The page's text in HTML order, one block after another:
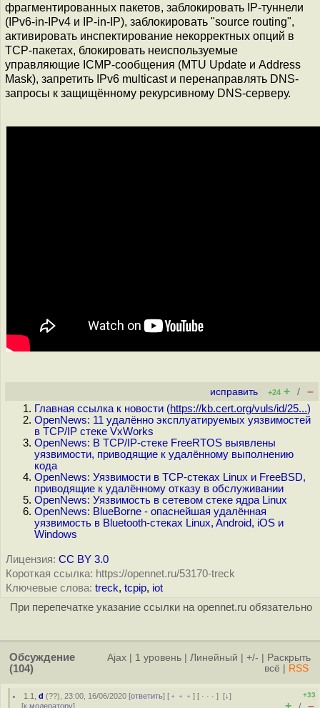
фрагментированных пакетов, заблокировать IP-туннели
(IPv6-in-IPv4 и IP-in-IP), заблокировать "source routing",
активировать инспектирование некорректных опций в
TCP-пакетах, блокировать неиспользуемые
управляющие ICMP-сообщения (MTU Update и Address
Mask), запретить IPv6 multicast и перенаправлять DNS-
запросы к защищённому рекурсивному DNS-серверу.
исправить +24 + / –
Главная ссылка к новости (https://kb.cert.org/vuls/id/25...)
OpenNews: 11 удалённо эксплуатируемых уязвимостей
в TCP/IP стеке VxWorks
OpenNews: В TCP/IP-стеке FreeRTOS выявлены
уязвимости, приводящие к удалённому выполнению
кода
OpenNews: Уязвимости в TCP-стеках Linux и FreeBSD,
приводящие к удалённому отказу в обслуживании
OpenNews: Уязвимость в сетевом стеке ядра Linux
OpenNews: BlueBorne - опаснейшая удалённая
уязвимость в Bluetooth-стеках Linux, Android, iOS и
Windows
Лицензия: CC BY 3.0
Короткая ссылка: https://opennet.ru/53170-treck
Ключевые слова: treck, tcpip, iot
При перепечатке указание ссылки на opennet.ru обязательно
Обсуждение
(104)
Ajax 1 уровень Линейный +/-
Раскрыть
всё
RSS
1.1 ,d (??), 23:00, 16/06/2020 [ответить] [ ﹢﹢﹢] [ · · ·][↓]
[к модератору]
+33
+ –